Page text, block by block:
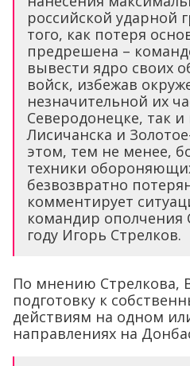
российской ударной
того, как потеря
предрешена –
вывести ядро своих
войск, избежав
незначительной их
Северодонецке, так
Лисичанска и
этом, тем не менее,
техники
безвозвратно
комментирует
командир ополчения
году Игорь Стрелков.
По мнению Стрелкова,
подготовку к
действиям на одном
направлениях на